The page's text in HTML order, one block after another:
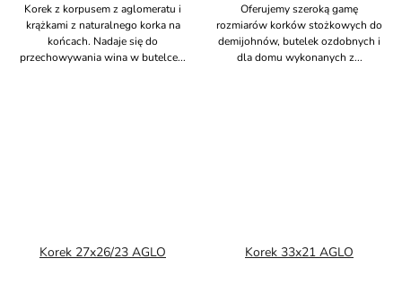
Korek z korpusem z aglomeratu i
krążkami z naturalnego korka na
końcach. Nadaje się do
przechowywania wina w butelce...
Oferujemy szeroką gamę
rozmiarów korków stożkowych do
demijohnów, butelek ozdobnych i
dla domu wykonanych z...
Korek 27x26/23 AGLO Korek 33x21 AGLO